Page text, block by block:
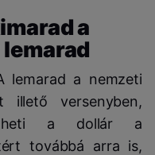
a
lemarad a nemzeti
illető versenyben,
a dollár a
továbbá arra is,